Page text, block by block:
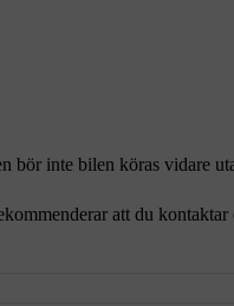
bör inte bilen köras vidare
att du